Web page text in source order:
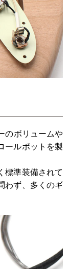
のボリュームや
ールポットを製
標準装備されて
わず、多くのギ